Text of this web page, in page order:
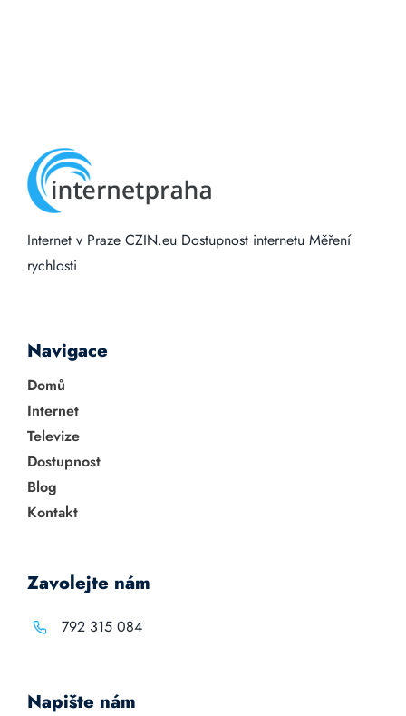
Internet v Praze CZIN.eu Dostupnost internetu Měření
rychlosti
Navigace
Domů
Internet
Televize
Dostupnost
Blog
Kontakt
Zavolejte nám
792 315 084
Napište nám